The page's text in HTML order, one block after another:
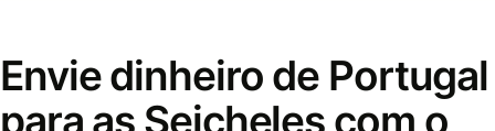
Envie dinheiro de Portugal
para as Seicheles com o